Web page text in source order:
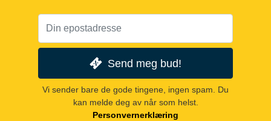
Send meg bud!
Vi sender bare de gode tingene, ingen spam. Du
kan melde deg av når som helst.
Personvernerklæring